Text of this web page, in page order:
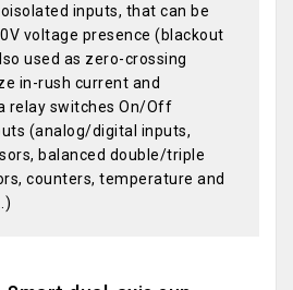
inputs, that can be
voltage presence (blackout
used as zero-crossing
in-rush current and
relay switches On/Off
(analog/digital inputs,
balanced double/triple
counters, temperature and